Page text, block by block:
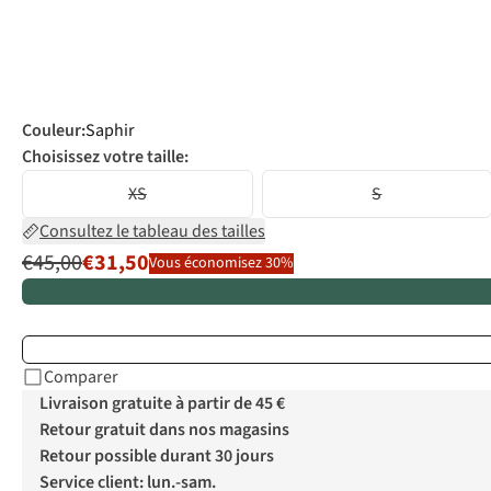
Couleur:Saphir
Choisissez votre taille:
XS
S
Consultez le tableau des tailles
€45,00€31,50Vous économisez 30%
Comparer
Livraison gratuite à partir de 45 €
Retour gratuit dans nos magasins
Retour possible durant 30 jours
Service client: lun.-sam.